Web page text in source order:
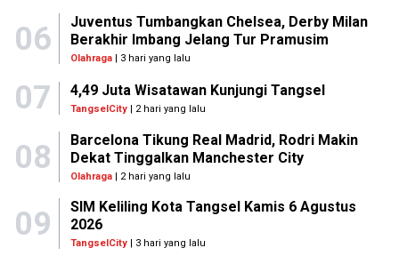
06
Juventus Tumbangkan Chelsea, Derby Milan
Berakhir Imbang Jelang Tur Pramusim
Olahraga| 3 hari yang lalu
07 4,49 Juta Wisatawan Kunjungi Tangsel
TangselCity | 2 hari yang lalu
08
Barcelona Tikung Real Madrid, Rodri Makin
Dekat Tinggalkan Manchester City
Olahraga| 2 hari yang lalu
09
SIM Keliling Kota Tangsel Kamis 6 Agustus
2026
TangselCity| 3 hari yang lalu